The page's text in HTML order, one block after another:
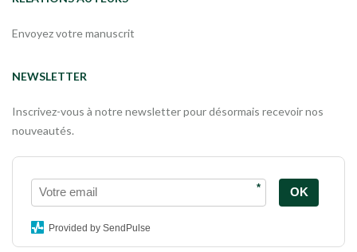
Envoyez votre manuscrit
NEWSLETTER
Inscrivez-vous à notre newsletter pour désormais recevoir nos
nouveautés.
* OK
Provided by SendPulse